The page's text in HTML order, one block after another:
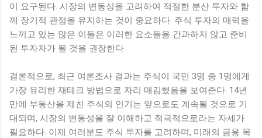
이 요구된다. 시장의 변동성을 고려하여 적절한 분산 투자와 함
께 장기적 관점을 유지하는 것이 중요하다. 주식 투자의 매력을
느끼고 있는 많은 이들은 이러한 요소들을 간과하지 않고 준비
된 투자자가 될 것을 권장한다.
결론적으로, 최근 여론조사 결과는 주식이 국민 3명 중 1명에게
가장 유리한 재테크 방법으로 자리 매김했음을 보여준다. 14년
만에 부동산을 제친 주식의 인기는 앞으로도 계속될 것으로 기
대되며, 시장의 변동성을 잘 이해하고 적극적으로라는 자세가
필요하다. 이제 여러분도 주식 투자를 고려하며, 미래의 금융 목